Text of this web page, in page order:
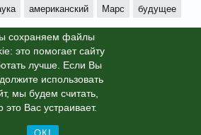
cохраняем файлы
это помогает сайту
лучше. Если Вы
использовать
мы будем считать,
это Вас устраивает.
американский Марс
будущее
2025г. This site is protected by
Privacy Policyand
apply.